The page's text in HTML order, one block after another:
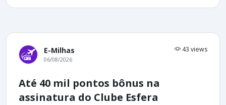
E-Milhas 43 views
06/08/2026
Até 40 mil pontos bônus na
assinatura do Clube Esfera